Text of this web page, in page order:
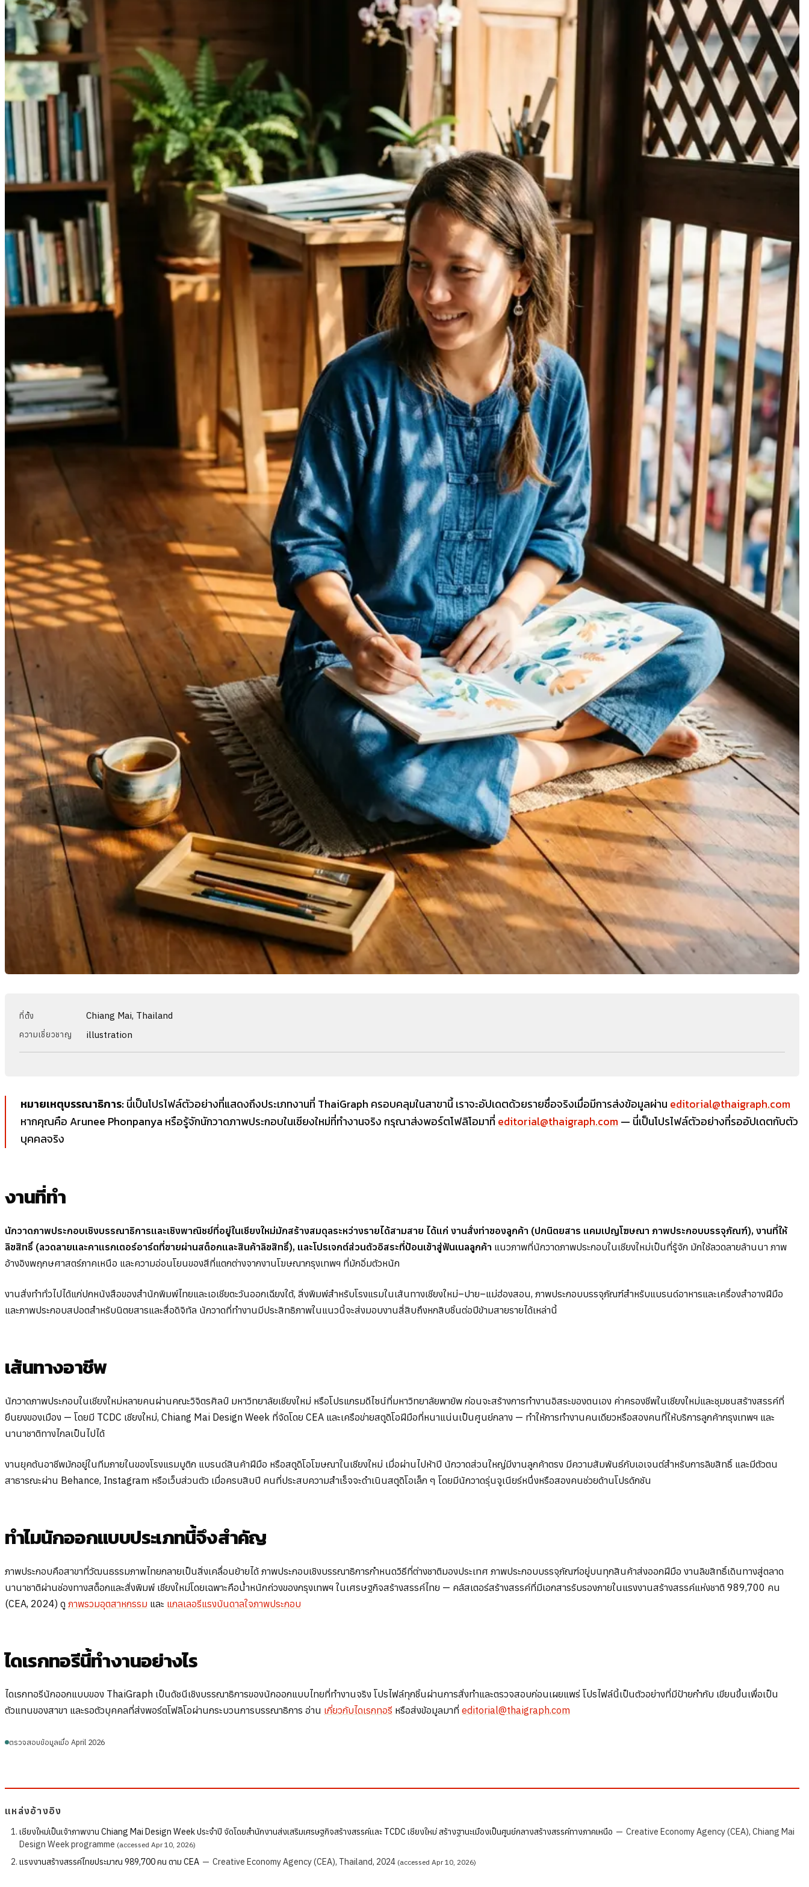
ที่ตั้ง Chiang Mai, Thailand
ความเชี่ยวชาญ illustration
หมายเหตุบรรณาธิการ:นี่เป็นโปรไฟล์ตัวอย่างที่แสดงถึงประเภทงานที่ ThaiGraph ครอบคลุมในสาขานี้ เราจะอัปเดตด้วยรายชื่อจริงเมื่อมีการส่งข้อมูลผ่าน editorial@thaigraph.com
หากคุณคือ Arunee Phonpanya หรือรู้จักนักวาดภาพประกอบในเชียงใหม่ที่ทำงานจริง กรุณาส่งพอร์ตโฟลิโอมาที่ editorial@thaigraph.com — นี่เป็นโปรไฟล์ตัวอย่างที่รออัปเดตกับตัว
บุคคลจริง
งานที่ทำ
นักวาดภาพประกอบเชิงบรรณาธิการและเชิงพาณิชย์ที่อยู่ในเชียงใหม่มักสร้างสมดุลระหว่างรายได้สามสาย ได้แก่ งานสั่งทำของลูกค้า (ปกนิตยสาร แคมเปญโฆษณา ภาพประกอบบรรจุภัณฑ์), งานที่ให้
ลิขสิทธิ์ (ลวดลายและคาแรกเตอร์อาร์ตที่ขายผ่านสต็อกและสินค้าลิขสิทธิ์), และโปรเจกต์ส่วนตัวอิสระที่ป้อนเข้าสู่ฟันเนลลูกค้า แนวภาพที่นักวาดภาพประกอบในเชียงใหม่เป็นที่รู้จัก มักใช้ลวดลายล้านนา ภาพ
อ้างอิงพฤกษศาสตร์ภาคเหนือ และความอ่อนโยนของสีที่แตกต่างจากงานโฆษณากรุงเทพฯ ที่มักอิ่มตัวหนัก
งานสั่งทำทั่วไปได้แก่ปกหนังสือของสำนักพิมพ์ไทยและเอเชียตะวันออกเฉียงใต้, สิ่งพิมพ์สำหรับโรงแรมในเส้นทางเชียงใหม่–ปาย–แม่ฮ่องสอน, ภาพประกอบบรรจุภัณฑ์สำหรับแบรนด์อาหารและเครื่องสำอางฝีมือ
และภาพประกอบสปอตสำหรับนิตยสารและสื่อดิจิทัล นักวาดที่ทำงานมีประสิทธิภาพในแนวนี้จะส่งมอบงานสี่สิบถึงหกสิบชิ้นต่อปีข้ามสายรายได้เหล่านี้
เส้นทางอาชีพ
นักวาดภาพประกอบในเชียงใหม่หลายคนผ่านคณะวิจิตรศิลป์ มหาวิทยาลัยเชียงใหม่ หรือโปรแกรมดีไซน์ที่มหาวิทยาลัยพายัพ ก่อนจะสร้างการทำงานอิสระของตนเอง ค่าครองชีพในเชียงใหม่และชุมชนสร้างสรรค์ที่
ยืนยงของเมือง — โดยมี TCDC เชียงใหม่, Chiang Mai Design Week ที่จัดโดย CEA และเครือข่ายสตูดิโอฝีมือที่หนาแน่นเป็นศูนย์กลาง — ทำให้การทำงานคนเดียวหรือสองคนที่ให้บริการลูกค้ากรุงเทพฯ และ
นานาชาติทางไกลเป็นไปได้
งานยุคต้นอาชีพมักอยู่ในทีมภายในของโรงแรมบูติก แบรนด์สินค้าฝีมือ หรือสตูดิโอโฆษณาในเชียงใหม่ เมื่อผ่านไปห้าปี นักวาดส่วนใหญ่มีงานลูกค้าตรง มีความสัมพันธ์กับเอเจนต์สำหรับการลิขสิทธิ์ และมีตัวตน
สาธารณะผ่าน Behance, Instagram หรือเว็บส่วนตัว เมื่อครบสิบปี คนที่ประสบความสำเร็จจะดำเนินสตูดิโอเล็ก ๆ โดยมีนักวาดรุ่นจูเนียร์หนึ่งหรือสองคนช่วยด้านโปรดักชัน
ทำไมนักออกแบบประเภทนี้จึงสำคัญ
ภาพประกอบคือสาขาที่วัฒนธรรมภาพไทยกลายเป็นสิ่งเคลื่อนย้ายได้ ภาพประกอบเชิงบรรณาธิการกำหนดวิธีที่ต่างชาติมองประเทศ ภาพประกอบบรรจุภัณฑ์อยู่บนทุกสินค้าส่งออกฝีมือ งานลิขสิทธิ์เดินทางสู่ตลาด
นานาชาติผ่านช่องทางสต็อกและสั่งพิมพ์ เชียงใหม่โดยเฉพาะคือน้ำหนักถ่วงของกรุงเทพฯ ในเศรษฐกิจสร้างสรรค์ไทย — คลัสเตอร์สร้างสรรค์ที่มีเอกสารรับรองภายในแรงงานสร้างสรรค์แห่งชาติ 989,700 คน
(CEA, 2024) ดู ภาพรวมอุตสาหกรรม และ แกลเลอรีแรงบันดาลใจภาพประกอบ
ไดเรกทอรีนี้ทำงานอย่างไร
ไดเรกทอรีนักออกแบบของ ThaiGraph เป็นดัชนีเชิงบรรณาธิการของนักออกแบบไทยที่ทำงานจริง โปรไฟล์ทุกชิ้นผ่านการสั่งทำและตรวจสอบก่อนเผยแพร่ โปรไฟล์นี้เป็นตัวอย่างที่มีป้ายกำกับ เขียนขึ้นเพื่อเป็น
ตัวแทนของสาขา และรอตัวบุคคลที่ส่งพอร์ตโฟลิโอผ่านกระบวนการบรรณาธิการ อ่าน เกี่ยวกับไดเรกทอรี หรือส่งข้อมูลมาที่ editorial@thaigraph.com
ตรวจสอบข้อมูลเมื่อ April 2026
แหล่งอ้างอิง
เชียงใหม่เป็นเจ้าภาพงาน Chiang Mai Design Week ประจำปี จัดโดยสำนักงานส่งเสริมเศรษฐกิจสร้างสรรค์และ TCDC เชียงใหม่ สร้างฐานะเมืองเป็นศูนย์กลางสร้างสรรค์ทางภาคเหนือ — Creative Economy Agency (CEA), Chiang Mai
Design Week programme (accessed Apr 10, 2026)
แรงงานสร้างสรรค์ไทยประมาณ 989,700 คน ตาม CEA — Creative Economy Agency (CEA), Thailand, 2024(accessed Apr 10, 2026)